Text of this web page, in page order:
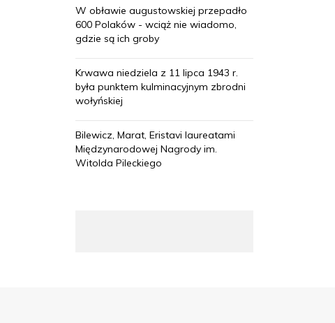
W obławie augustowskiej przepadło
600 Polaków - wciąż nie wiadomo,
gdzie są ich groby
Krwawa niedziela z 11 lipca 1943 r.
była punktem kulminacyjnym zbrodni
wołyńskiej
Bilewicz, Marat, Eristavi laureatami
Międzynarodowej Nagrody im.
Witolda Pileckiego